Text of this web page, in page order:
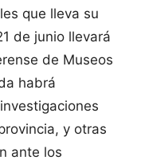
que lleva su
de junio llevará
de Museos
habrá
y otras
ante los